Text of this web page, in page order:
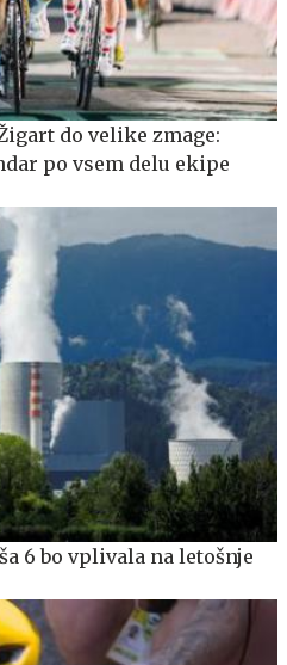
do velike zmage:
po vsem delu ekipe
6 bo vplivala na letošnje